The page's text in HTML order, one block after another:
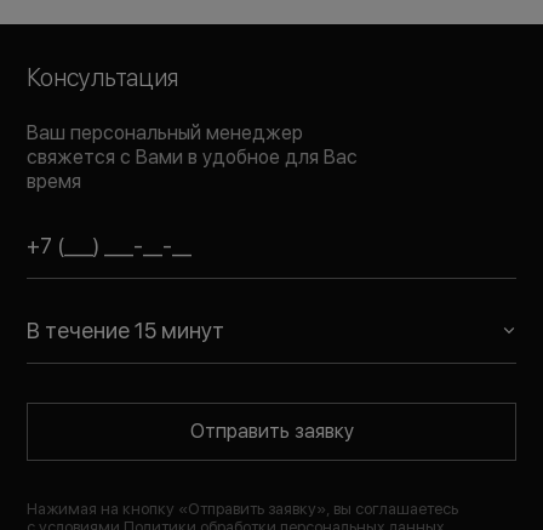
Консультация
Ваш персональный менеджер
свяжется с Вами в удобное для Вас
время
В течение 15 минут
Отправить заявку
Нажимая на кнопку «Отправить заявку», вы соглашаетесь